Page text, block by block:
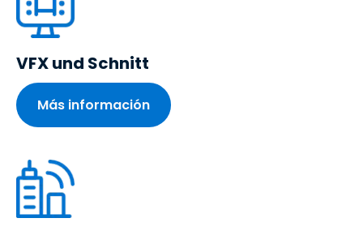
VFX und Schnitt
Más información